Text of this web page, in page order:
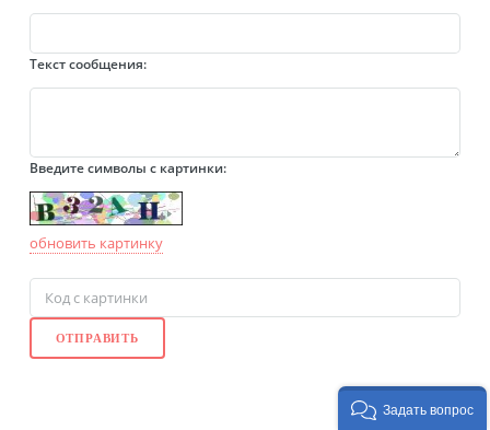
Текст сообщения:
Введите символы с картинки:
обновить картинку
Задать вопрос